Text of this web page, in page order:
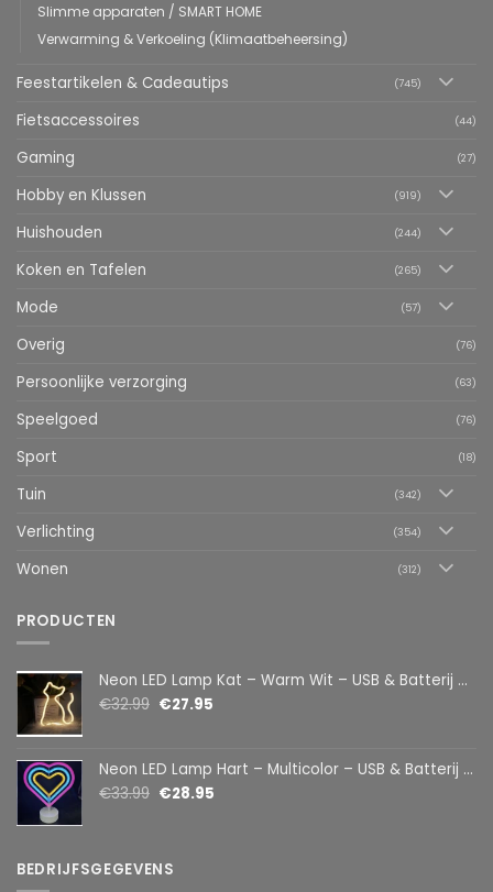
Slimme apparaten / SMART HOME
Verwarming & Verkoeling (Klimaatbeheersing)
Feestartikelen & Cadeautips (745)
Fietsaccessoires (44)
Gaming (27)
Hobby en Klussen (919)
Huishouden (244)
Koken en Tafelen (265)
Mode (57)
Overig (76)
Persoonlijke verzorging (63)
Speelgoed (76)
Sport (18)
Tuin (342)
Verlichting (354)
Wonen (312)
PRODUCTEN
Neon LED Lamp Kat – Warm Wit – USB & Batterij – Decoratieve Tafellamp voor Kinderkamer – 28,5 x 24,5 cm
€32.99 €27.95
Neon LED Lamp Hart – Multicolor – USB & Batterij – Hartvormige Sfeerlamp – Kinderkamer & Slaapkamer – 25,2 x 23 cm
€33.99 €28.95
BEDRIJFSGEGEVENS